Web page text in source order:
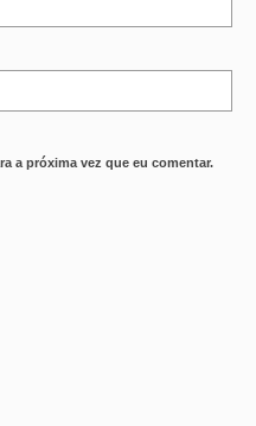
a próxima vez que eu comentar.